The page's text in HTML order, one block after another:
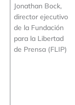
Jonathan Bock,
director ejecutivo
de la Fundación
para la Libertad
de Prensa (FLIP)